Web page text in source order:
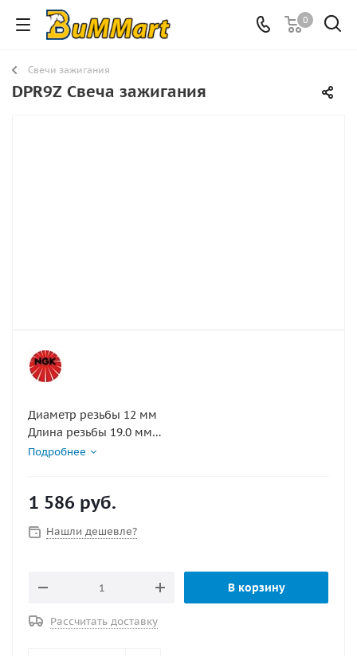
0
Свечи зажигания
DPR9Z Свеча зажигания
Диаметр резьбы 12 мм
Длина резьбы 19.0 мм
Маркировка DPR9EA-9
Подробнее
1 586 руб.
Нашли дешевле?
В корзину
Рассчитать доставку